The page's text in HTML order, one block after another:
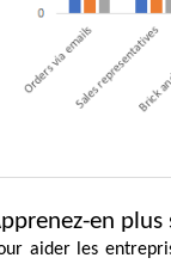
en plus
aider les